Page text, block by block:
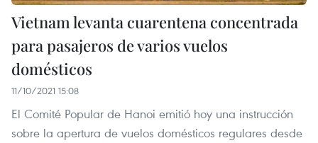
Vietnam levanta cuarentena concentrada
para pasajeros de varios vuelos
domésticos
11/10/2021 15:08
El Comité Popular de Hanoi emitió hoy una instrucción
sobre la apertura de vuelos domésticos regulares desde